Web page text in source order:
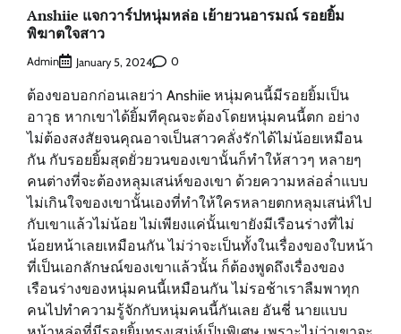
Anshiie แจกวาร์ปหนุ่มหล่อ เย้ายวนอารมณ์ รอยยิ้ม
พิฆาตใจสาว
Admin January 5, 2024 0
ต้องขอบอกก่อนเลยว่า Anshiie หนุ่มคนนี้มีรอยยิ้มเป็น
อาวุธ หากเขาได้ยิ้มทีคุณจะต้องโดยหนุ่มคนนี้ตก อย่าง
ไม่ต้องสงสัยจนคุณอาจเป็นสาวคลั่งรักได้ไม่น้อยเหมือน
กัน กับรอยยิ้มสุดยั่วยวนของเขานั้นก็ทำให้สาวๆ หลายๆ
คนต่างที่จะต้องหลุมเสน่ห์ของเขา ด้วยความหล่อล่ำแบบ
ไม่เกินใจของเขานั้นเองที่ทำให้ใครหลายตกหลุมเสน่ห์ไป
กับเขาแล้วไม่น้อย ไม่เพียงแค่นั้นเขายังมีเรือนร่างที่ไม่
น้อยหน้าเลยเหมือนกัน ไม่ว่าจะเป็นทั้งในเรื่องของใบหน้า
ที่เป็นเอกลักษณ์ของเขาแล้วนั้น ก็ต้องพูดถึงเรื่องของ
เรือนร่างของหนุ่มคนนี้เหมือนกัน ไม่รอช้าเราลืมพาทุก
คนไปทำความรู้จักกับหนุ่มคนนี้กันเลย อันชี่ นายแบบ